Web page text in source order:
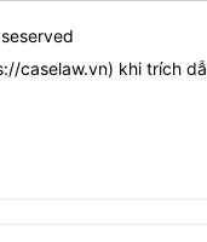
caselaw.vn) khi trích